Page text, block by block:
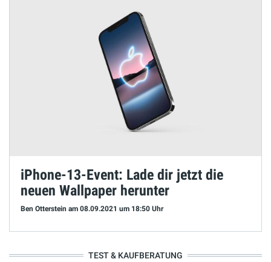
iPhone-13-Event: Lade dir jetzt die
neuen Wallpaper herunter
Ben Otterstein am 08.09.2021 um 18:50 Uhr
TEST & KAUFBERATUNG